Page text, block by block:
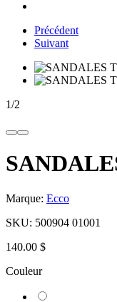
Précédent
Suivant
1/2
Marque: Ecco
SKU: 500904 01001
140.00 $
Couleur